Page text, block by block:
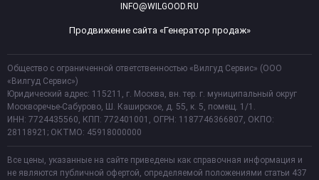
INFO@WILGOOD.RU
Продвижение сайта «Генератор продаж»
Общество с ограниченной ответственностью «Вилгуд Сервис» (ООО
«Вилгуд Сервис»)
Юридический адрес: 115211, г. Москва, вн. тер. г. муниципальный округ
Москворечье-Сабурово, Ш. Каширское, д. 55, к. 5, помещ. 1/1.
ИНН: 7724435560, КПП: 772401001, ОГРН: 1187746366807, ОКПО:
28118921; ОКТМО: 45918000000
Все цены, указанные на сайте приведены как справочная информация и
не являются публичной офертой, определяемой положениями статьи 437